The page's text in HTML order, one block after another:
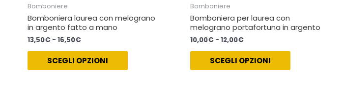
Bomboniere
Bomboniera laurea con melograno
in argento fatto a mano
13,50€ - 16,50€
SCEGLI OPZIONI
Bomboniere
Bomboniera per laurea con
melograno portafortuna in argento
10,00€ - 12,00€
SCEGLI OPZIONI